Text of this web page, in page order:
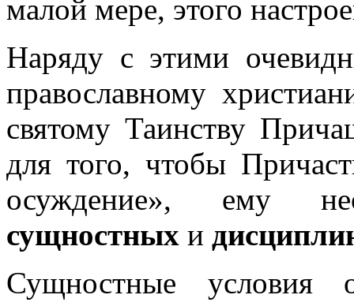
малой мере, этого
Наряду с этими
православному
святому Таинству
для того, чтобы
осуждение», ему
сущностных и
Сущностные условия